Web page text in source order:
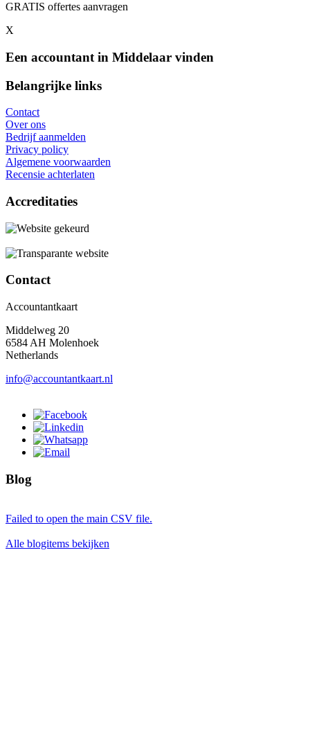
GRATIS offertes aanvragen
X
Een accountant in Middelaar vinden
Belangrijke links
Contact
Over ons
Bedrijf aanmelden
Privacy policy
Algemene voorwaarden
Recensie achterlaten
Accreditaties
Contact
Accountantkaart
Middelweg 20
6584 AH Molenhoek
Netherlands
info@accountantkaart.nl
Blog
Failed to open the main CSV file.
Alle blogitems bekijken